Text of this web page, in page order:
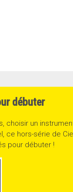
débuter
choisir un
ce hors-série de
pour débuter !